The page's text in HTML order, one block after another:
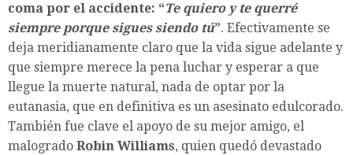
coma por el accidente: “Te quiero y te querré
siempre porque sigues siendo tú”. Efectivamente se
deja meridianamente claro que la vida sigue adelante y
que siempre merece la pena luchar y esperar a que
llegue la muerte natural, nada de optar por la
eutanasia, que en definitiva es un asesinato edulcorado.
También fue clave el apoyo de su mejor amigo, el
malogrado Robin Williams, quien quedó devastado